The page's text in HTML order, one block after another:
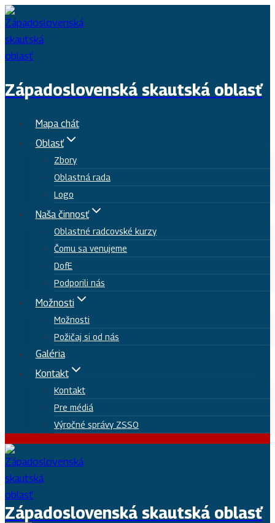
Skip
to
content
Západoslovenská skautská oblasť
Mapa chát
Oblasť
Zbory
Oblastná rada
Logo
Naša činnosť
Oblastné radcovské kurzy
Čomu sa venujeme
DofE
Podporili nás
Možnosti
Možnosti
Požičaj si od nás
Galéria
Kontakt
Kontakt
Pre médiá
Výročné správy ZSSO
Západoslovenská skautská oblasť